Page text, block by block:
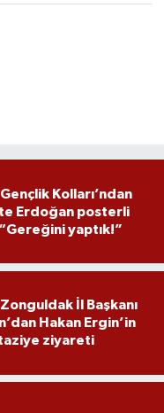
Kolları’ndan
Erdoğan posterli
“Gereğini yaptık!”
İl Başkanı
Hakan Ergin’in
ziyareti